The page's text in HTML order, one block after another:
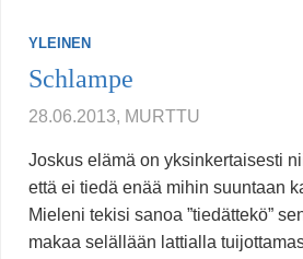
YLEINEN
Schlampe
28.06.2013, MURTTU
Joskus elämä on yksinkertaisesti
että ei tiedä enää mihin suuntaan
Mieleni tekisi sanoa ”tiedättekö”
makaa selällään lattialla